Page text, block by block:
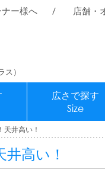
）
ー様へ 店舗・
広さで探す
Size
天井高い！
高い！